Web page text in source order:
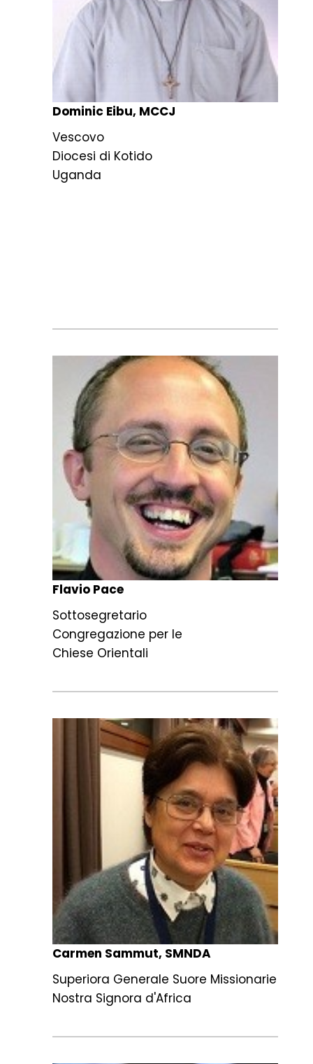
Dominic Eibu, MCCJ
Vescovo
Diocesi di Kotido
Uganda
Flavio Pace
Sottosegretario
Congregazione per le
Chiese Orientali
Carmen Sammut, SMNDA
Superiora Generale Suore Missionarie
Nostra Signora d'Africa